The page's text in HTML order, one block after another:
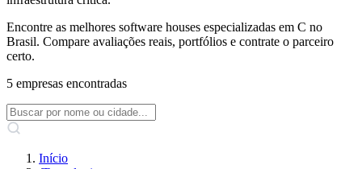
Encontre as melhores software houses especializadas em C no
Brasil. Compare avaliações reais, portfólios e contrate o parceiro
certo.
5 empresas encontradas
Início